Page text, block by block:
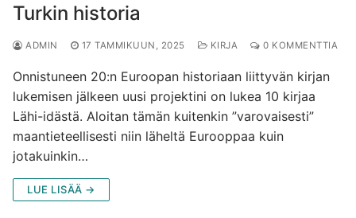
Turkin historia
ADMIN 17 TAMMIKUUN, 2025 KIRJA 0 KOMMENTTIA
Onnistuneen 20:n Euroopan historiaan liittyvän kirjan
lukemisen jälkeen uusi projektini on lukea 10 kirjaa
Lähi-idästä. Aloitan tämän kuitenkin ”varovaisesti”
maantieteellisesti niin läheltä Eurooppaa kuin
jotakuinkin…
LUE LISÄÄ →